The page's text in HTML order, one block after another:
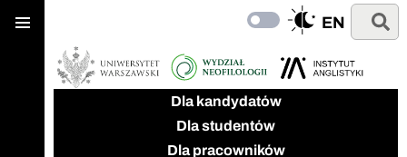
do
do
wyszukiwarki
główne
Dla kandydatów
Dla studentów
Dla pracowników
Przełącz
ciemny
wygląd
EN
Szukaj